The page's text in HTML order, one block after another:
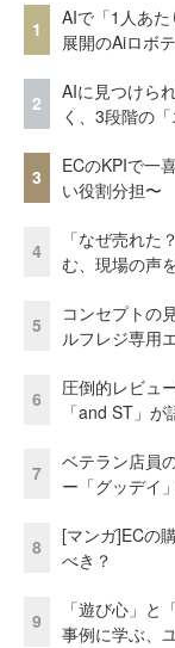
1
AIで「1人あた
展開のAiロボ
2
AIに見つけら
く、3段階の
3
ECのKPIで一
い役割分担〜
4
「なぜ売れ
む、現場の声
5
コンセプトの
ルフレジ専用
6
圧倒的レビュ
「and ST」が
7
ベテラン店員
ー「グッデイ
8
[マンガ]ECの
べき？
9
「遊び心」
事例に学ぶ、